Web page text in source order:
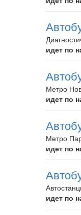
идет по
Метро
идет по
Метро
идет по
идет по